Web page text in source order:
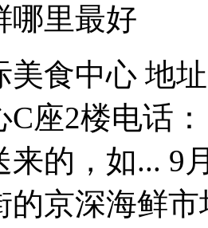
哪里最好
美食中心 地
座2楼电话
来的，如... 9
的京深海鲜